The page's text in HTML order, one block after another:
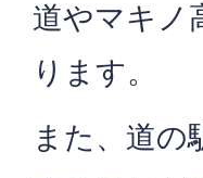
道やマキノ
ります。
また、道の